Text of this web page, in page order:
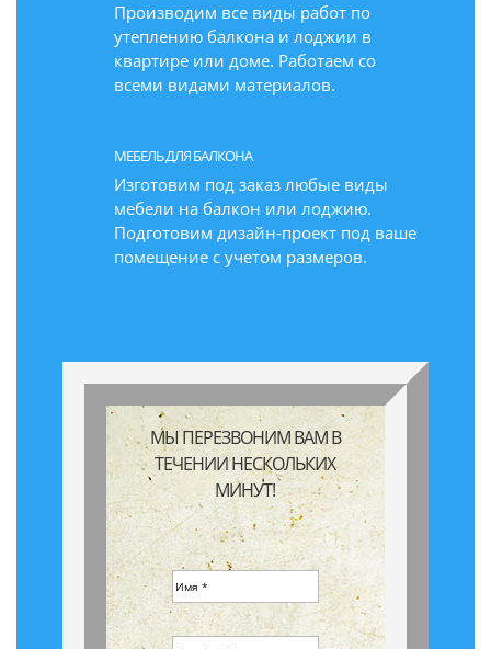
Производим все виды работ по
утеплению балкона и лоджии в
квартире или доме. Работаем со
всеми видами материалов.
МЕБЕЛЬ ДЛЯ БАЛКОНА
Изготовим под заказ любые виды
мебели на балкон или лоджию.
Подготовим дизайн-проект под ваше
помещение с учетом размеров.
МЫ ПЕРЕЗВОНИМ ВАМ В
ТЕЧЕНИИ НЕСКОЛЬКИХ
МИНУТ!